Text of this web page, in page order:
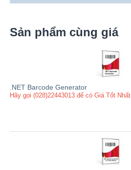
Sản phẩm cùng giá
.NET Barcode Generator
Hãy gọi (028)22443013 để có Giá Tốt Nhất